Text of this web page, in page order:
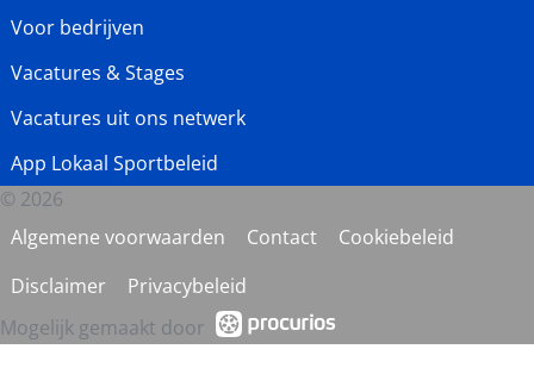
Voor bedrijven
Vacatures & Stages
Vacatures uit ons netwerk
App Lokaal Sportbeleid
© 2026
Algemene voorwaarden
Contact
Cookiebeleid
Disclaimer
Privacybeleid
Mogelijk gemaakt door